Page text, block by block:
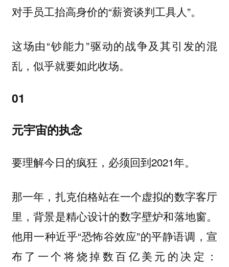
对手员工抬高身价的“薪资谈判工具人”。
这场由“钞能力”驱动的战争及其引发的混
乱，似乎就要如此收场。
01
元宇宙的执念
要理解今日的疯狂，必须回到2021年。
那一年，扎克伯格站在一个虚拟的数字客厅
里，背景是精心设计的数字壁炉和落地窗。
他用一种近乎“恐怖谷效应”的平静语调，宣
布了一个将烧掉数百亿美元的决定：